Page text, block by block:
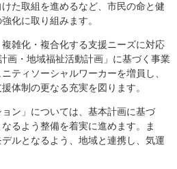
た取組を進めるなど、市民の命と健
化に取り組みます。
雑化・複合化する支援ニーズに対応
画・地域福祉活動計画」に基づく事業
ティソーシャルワーカーを増員し、
体制の更なる充実を図ります。
ョン」については、基本計画に基づ
るよう整備を着実に進めます。ま
ルとなるよう、地域と連携し、気運